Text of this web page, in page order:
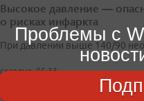
Высокое давление —
о рисках инфаркта
При давлении выше 140/90
сегодня, 05:33
Проблемы с